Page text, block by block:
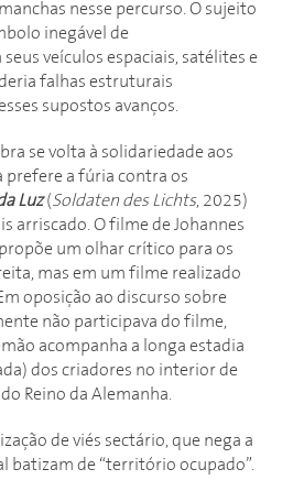
nesse percurso. O sujeito
inegável de
veículos espaciais, satélites e
falhas estruturais
supostos avanços.
se volta à solidariedade aos
prefere a fúria contra os
Luz(Soldaten des Lichts, 2025)
arriscado. O filme de Johannes
um olhar crítico para os
mas em um filme realizado
oposição ao discurso sobre
não participava do filme,
acompanha a longa estadia
dos criadores no interior de
Reino da Alemanha.
de viés sectário, que nega a
batizam de “território ocupado”.